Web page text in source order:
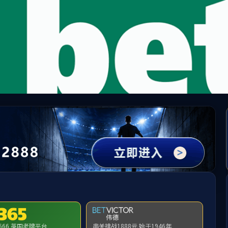
英国上市公司(CHN-VIP认证)官网|Official
首页 关闭此页